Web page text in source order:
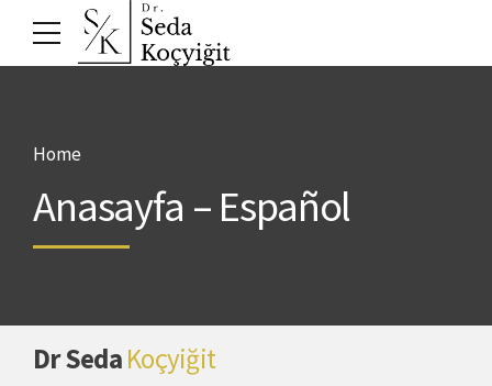
Home
Anasayfa – Español
Dr SedaKoçyiğit